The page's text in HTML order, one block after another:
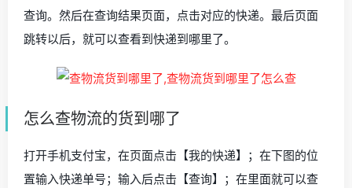
查询。然后在查询结果页面，点击对应的快递。最后页面
跳转以后，就可以查看到快递到哪里了。
怎么查物流的货到哪了
打开手机支付宝，在页面点击【我的快递】；在下图的位
置输入快递单号；输入后点击【查询】；在里面就可以查